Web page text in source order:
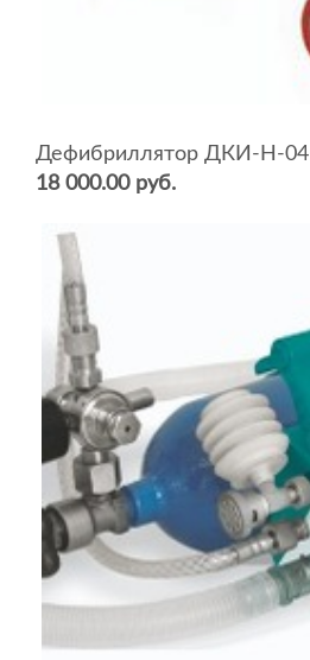
Дефибриллятор ДКИ-Н-04
18 000.00 руб.